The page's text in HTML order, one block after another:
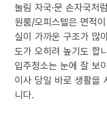
눌림 자국·문 손자국처
원룸/오피스텔은 면적
실이 가까운 구조가 많
도가 오히려 높기도 합
입주청소는 눈에 잘 보
이사 당일 바로 생활을
니다.